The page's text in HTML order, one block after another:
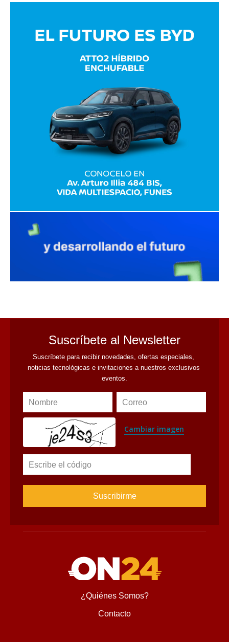
Suscríbete al Newsletter
Suscríbete para recibir novedades, ofertas especiales,
noticias tecnológicas e invitaciones a nuestros exclusivos
eventos.
Nombre Correo
Cambiar imagen
Escribe el código
¿Quiénes Somos?
Contacto